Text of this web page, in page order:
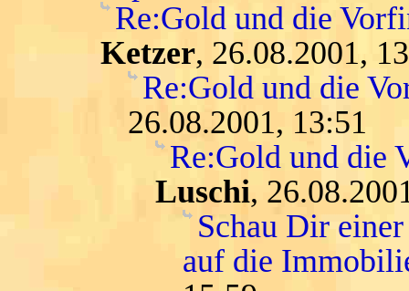
Re:Gold und die
Ketzer, 26.08.2001,
Re:Gold und die
26.08.2001, 13:51
Re:Gold und die
Luschi,
Schau Dir
auf die